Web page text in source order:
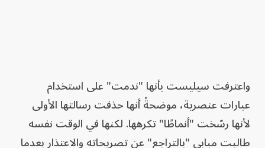
واعترفت سيليست بأنها "ندمت" على استخدام
عبارات عنصرية، موضحةً أنها حذفت رسالتها الأولى
لأنها رسّخت "أنماطًا" تكرهها. لكنها في الوقت نفسه
طالبت مبابي "بالتراجع" عن تصريحاته والاعتذار بعدما